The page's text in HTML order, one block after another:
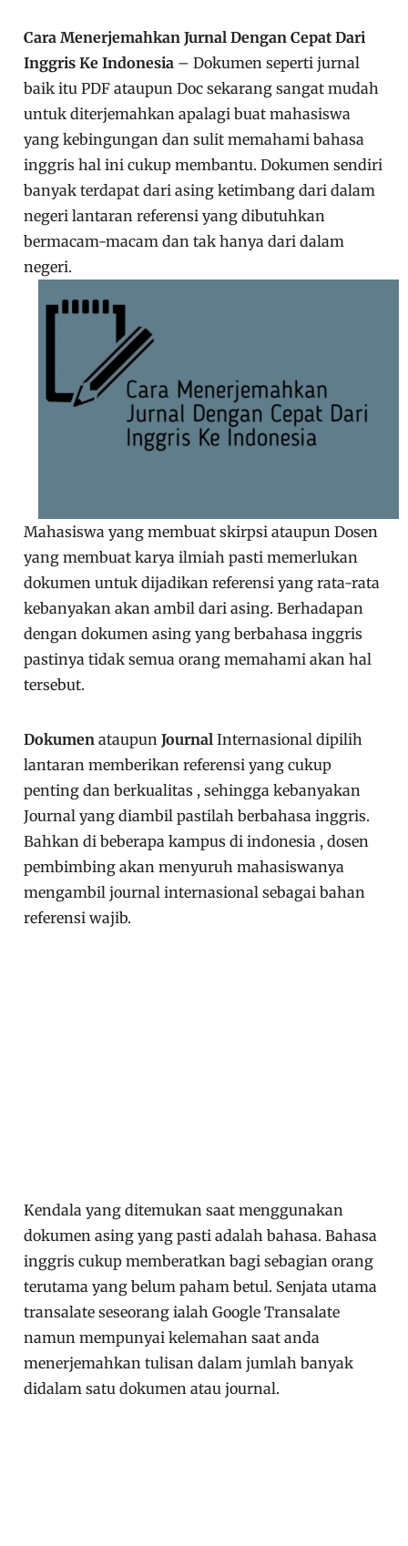
Cara Menerjemahkan Jurnal Dengan Cepat Dari
Inggris Ke Indonesia – Dokumen seperti jurnal
baik itu PDF ataupun Doc sekarang sangat mudah
untuk diterjemahkan apalagi buat mahasiswa
yang kebingungan dan sulit memahami bahasa
inggris hal ini cukup membantu. Dokumen sendiri
banyak terdapat dari asing ketimbang dari dalam
negeri lantaran referensi yang dibutuhkan
bermacam-macam dan tak hanya dari dalam
negeri.
Mahasiswa yang membuat skirpsi ataupun Dosen
yang membuat karya ilmiah pasti memerlukan
dokumen untuk dijadikan referensi yang rata-rata
kebanyakan akan ambil dari asing. Berhadapan
dengan dokumen asing yang berbahasa inggris
pastinya tidak semua orang memahami akan hal
tersebut.
Dokumen ataupunJournal Internasional dipilih
lantaran memberikan referensi yang cukup
penting dan berkualitas , sehingga kebanyakan
Journal yang diambil pastilah berbahasa inggris.
Bahkan di beberapa kampus di indonesia , dosen
pembimbing akan menyuruh mahasiswanya
mengambil journal internasional sebagai bahan
referensi wajib.
Kendala yang ditemukan saat menggunakan
dokumen asing yang pasti adalah bahasa. Bahasa
inggris cukup memberatkan bagi sebagian orang
terutama yang belum paham betul. Senjata utama
transalate seseorang ialah Google Transalate
namun mempunyai kelemahan saat anda
menerjemahkan tulisan dalam jumlah banyak
didalam satu dokumen atau journal.